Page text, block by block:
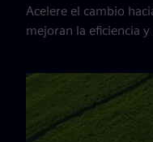
Acelere el cambio
mejoran la eficiencia